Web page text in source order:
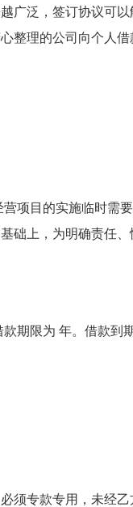
广泛，签订协议可以
整理的公司向个人
项目的实施临时需
础上，为明确责任
款期限为 年。借款到
须专款专用，未经